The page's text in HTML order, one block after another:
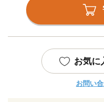
お気に
お問い